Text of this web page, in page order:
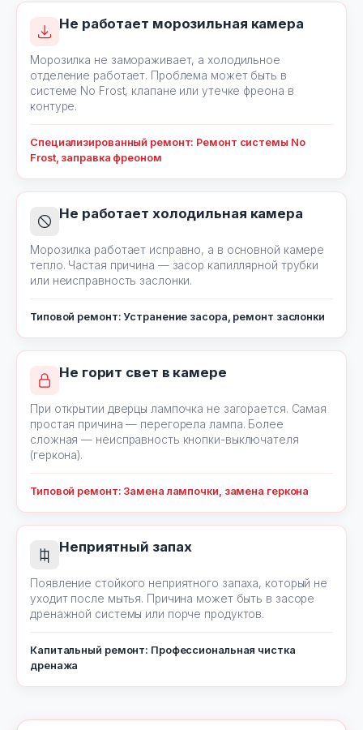
Не работает морозильная камера
Морозилка не замораживает, а холодильное
отделение работает. Проблема может быть в
системе No Frost, клапане или утечке фреона в
контуре.
Специализированный ремонт: Ремонт системы No
Frost, заправка фреоном
Не работает холодильная камера
Морозилка работает исправно, а в основной камере
тепло. Частая причина — засор капиллярной трубки
или неисправность заслонки.
Типовой ремонт: Устранение засора, ремонт заслонки
Не горит свет в камере
При открытии дверцы лампочка не загорается. Самая
простая причина — перегорела лампа. Более
сложная — неисправность кнопки-выключателя
(геркона).
Типовой ремонт: Замена лампочки, замена геркона
Неприятный запах
Появление стойкого неприятного запаха, который не
уходит после мытья. Причина может быть в засоре
дренажной системы или порче продуктов.
Капитальный ремонт: Профессиональная чистка
дренажа